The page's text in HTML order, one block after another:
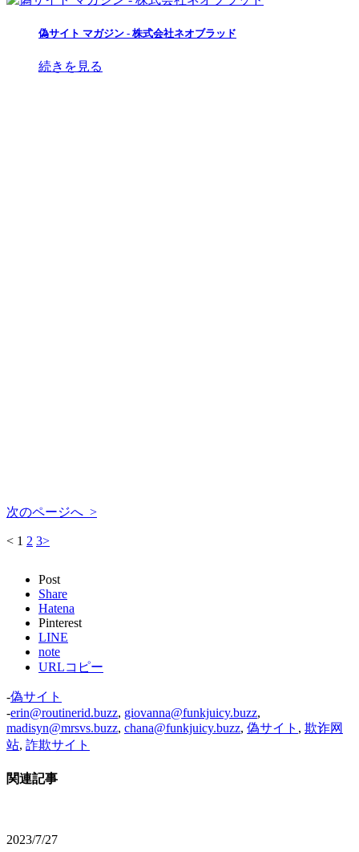
偽サイト マガジン - 株式会社ネオブラッド
続きを見る
次のページへ >
< 1 2 3>
Post
Share
Hatena
Pinterest
LINE
note
URLコピー
-偽サイト
-erin@routinerid.buzz, giovanna@funkjuicy.buzz,
madisyn@mrsvs.buzz, chana@funkjuicy.buzz, 偽サイト , 欺诈网
站, 詐欺サイト
関連記事
2023/7/27